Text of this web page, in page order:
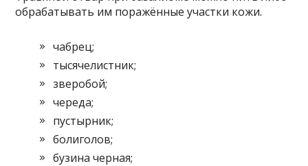
обрабатывать им поражённые участки кожи.
чабрец;
тысячелистник;
зверобой;
череда;
пустырник;
болиголов;
бузина черная;